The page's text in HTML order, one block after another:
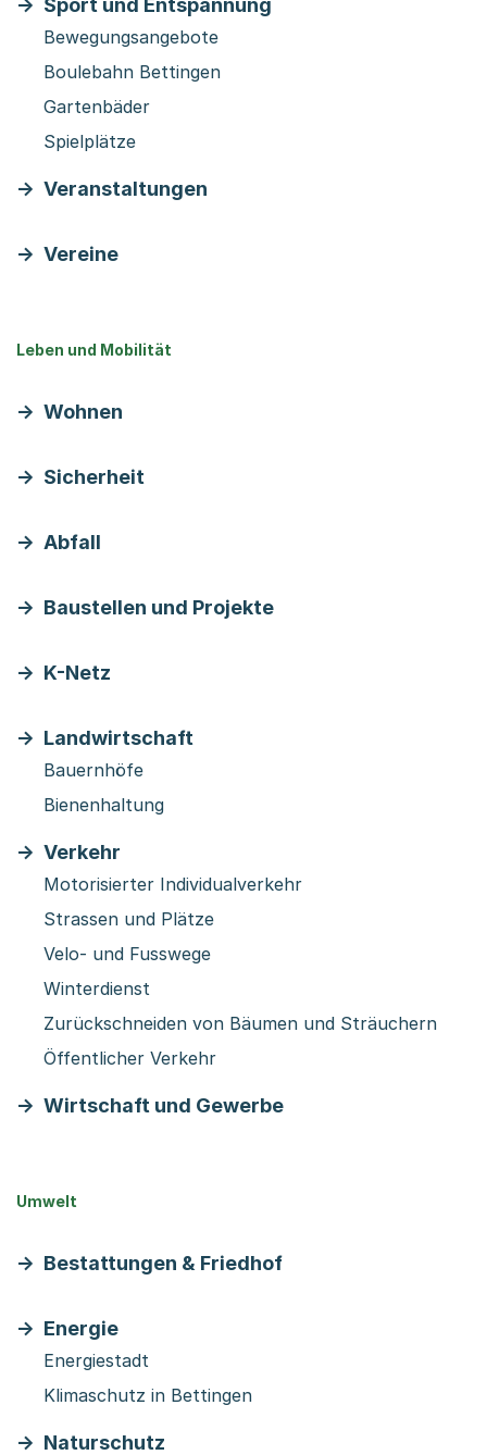
Sport und Entspannung
Bewegungsangebote
Boulebahn Bettingen
Gartenbäder
Spielplätze
Veranstaltungen
Vereine
Leben und Mobilität
Wohnen
Sicherheit
Abfall
Baustellen und Projekte
K-Netz
Landwirtschaft
Bauernhöfe
Bienenhaltung
Verkehr
Motorisierter Individualverkehr
Strassen und Plätze
Velo- und Fusswege
Winterdienst
Zurückschneiden von Bäumen und Sträuchern
Öffentlicher Verkehr
Wirtschaft und Gewerbe
Umwelt
Bestattungen & Friedhof
Energie
Energiestadt
Klimaschutz in Bettingen
Naturschutz